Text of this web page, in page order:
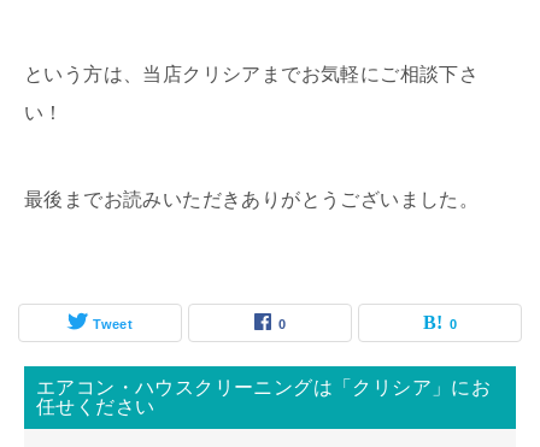
という方は、当店クリシアまでお気軽にご相談下さ
い！
最後までお読みいただきありがとうございました。
Tweet 0 0
エアコン・ハウスクリーニングは「クリシア」にお
任せください